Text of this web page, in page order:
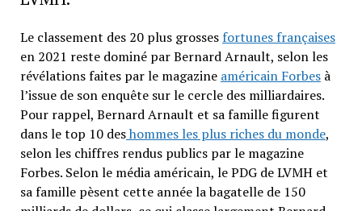
Le classement des 20 plus grosses fortunes françaises
en 2021 reste dominé par Bernard Arnault, selon les
révélations faites par le magazine américain Forbesà
l’issue de son enquête sur le cercle des milliardaires.
Pour rappel, Bernard Arnault et sa famille figurent
dans le top 10 deshommes les plus riches du monde,
selon les chiffres rendus publics par le magazine
Forbes. Selon le média américain, le PDG de LVMH et
sa famille pèsent cette année la bagatelle de 150